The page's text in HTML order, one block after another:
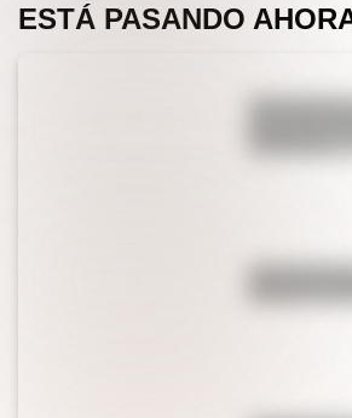
ESTÁ PASANDO
¿Por qué
extremos?
¿Es cierto